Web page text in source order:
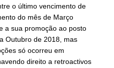
o último vencimento de
do mês de Março
a sua promoção ao posto
Outubro de 2018, mas
só ocorreu em
direito a retroactivos